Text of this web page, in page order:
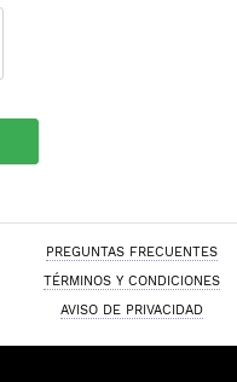
PREGUNTAS FRECUENTES
TÉRMINOS Y CONDICIONES
AVISO DE PRIVACIDAD